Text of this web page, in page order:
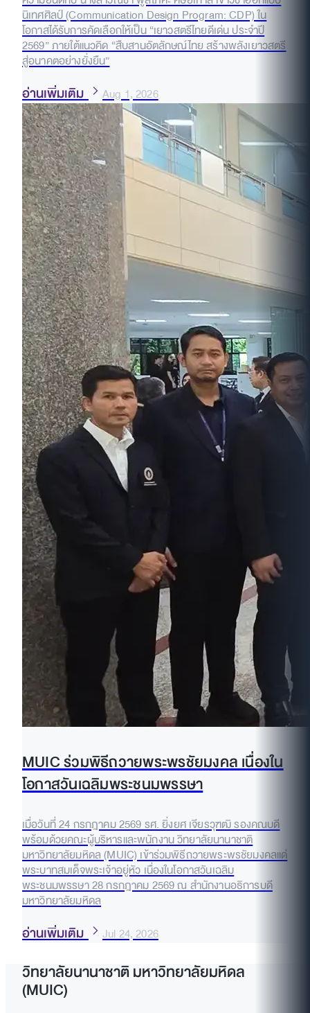
นิเทศศิลป์ (Communication Design Program: CDP) ใน
โอกาสได้รับการคัดเลือกให้เป็น “เยาวสตรีไทยดีเด่น ประจำปี
2569” ภายใต้แนวคิด “สืบสานอัตลักษณ์ไทย สร้างพลังเยาวสตรี
สู่อนาคตอย่างยั่งยืน”
อ่านเพิ่มเติม Aug 1, 2026
MUIC ร่วมพิธีถวายพระพรชัยมงคล เนื่องใน
โอกาสวันเฉลิมพระชนมพรรษา
เมื่อวันที่ 24 กรกฎาคม 2569 รศ. ยิ่งยศ เจียรวุฑฒิ รองคณบดี
พร้อมด้วยคณะผู้บริหารและพนักงาน วิทยาลัยนานาชาติ
มหาวิทยาลัยมหิดล (MUIC) เข้าร่วมพิธีถวายพระพรชัยมงคลแด่
พระบาทสมเด็จพระเจ้าอยู่หัว เนื่องในโอกาสวันเฉลิม
พระชนมพรรษา 28 กรกฎาคม 2569 ณ สำนักงานอธิการบดี
มหาวิทยาลัยมหิดล
อ่านเพิ่มเติม Jul 24, 2026
วิทยาลัยนานาชาติ มหาวิทยาลัยมหิดล
(MUIC)